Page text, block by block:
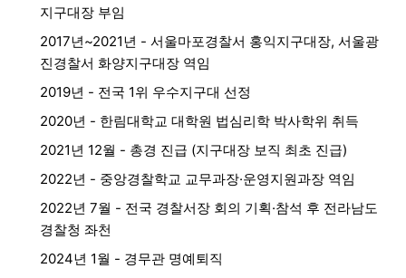
지구대장 부임
2017년~2021년 - 서울마포경찰서 홍익지구대장, 서울광
진경찰서 화양지구대장 역임
2019년 - 전국 1위 우수지구대 선정
2020년 - 한림대학교 대학원 법심리학 박사학위 취득
2021년 12월 - 총경 진급 (지구대장 보직 최초 진급)
2022년 - 중앙경찰학교 교무과장·운영지원과장 역임
2022년 7월 - 전국 경찰서장 회의 기획·참석 후 전라남도
경찰청 좌천
2024년 1월 - 경무관 명예퇴직